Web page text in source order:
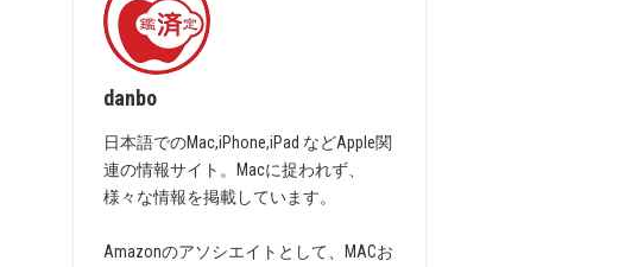
danbo
日本語でのMac,iPhone,iPad などApple関
連の情報サイト。Macに捉われず、
様々な情報を掲載しています。
Amazonのアソシエイトとして、MACお